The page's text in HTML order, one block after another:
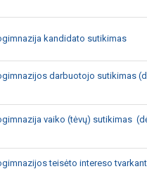
kandidato sutikimas
darbuotojo sutikimas
vaiko (tėvų) sutikimas
teisėto intereso